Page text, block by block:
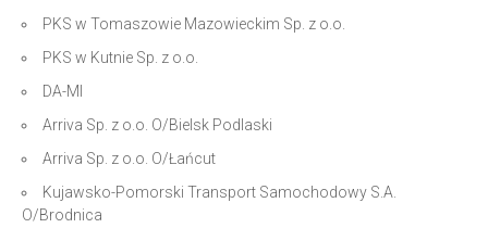
PKS w Tomaszowie Mazowieckim Sp. z o.o.
PKS w Kutnie Sp. z o.o.
DA-MI
Arriva Sp. z o.o. O/Bielsk Podlaski
Arriva Sp. z o.o. O/Łańcut
Kujawsko-Pomorski Transport Samochodowy S.A.
O/Brodnica